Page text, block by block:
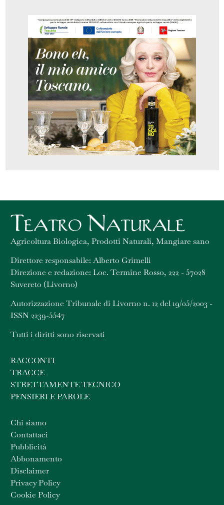
Agricoltura Biologica, Prodotti Naturali, Mangiare sano
Direttore responsabile: Alberto Grimelli
Direzione e redazione: Loc. Termine Rosso, 222 - 57028
Suvereto (Livorno)
Autorizzazione Tribunale di Livorno n. 12 del 19/05/2003 -
ISSN 2239-5547
Tutti i diritti sono riservati
RACCONTI
TRACCE
STRETTAMENTE TECNICO
PENSIERI E PAROLE
Chi siamo
Contattaci
Pubblicità
Abbonamento
Disclaimer
Privacy Policy
Cookie Policy